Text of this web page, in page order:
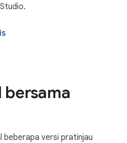
beberapa versi pratinjau